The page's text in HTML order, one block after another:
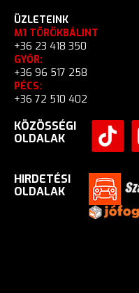
ÜZLETEINK
M1 TÖRÖKBÁLINT
+36 23 418 350
GYŐR:
+36 96 517 258
PÉCS:
+36 72 510 402
KÖZÖSSÉGI
OLDALAK
HIRDETÉSI
OLDALAK